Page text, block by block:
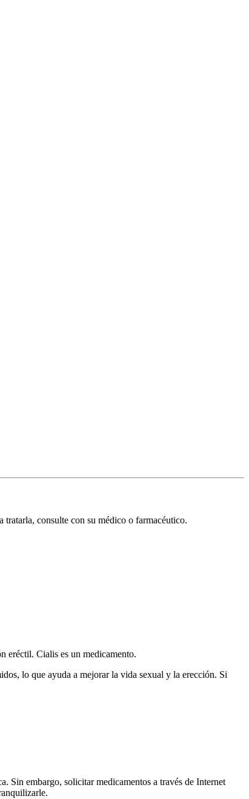
consulte con su médico o farmacéutico.
eréctil. Cialis es un medicamento.
lo que ayuda a mejorar la vida sexual y la erección. Si
Sin embargo, solicitar medicamentos a través de Internet